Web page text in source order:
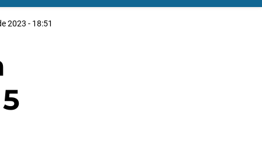
2023 - 18:51